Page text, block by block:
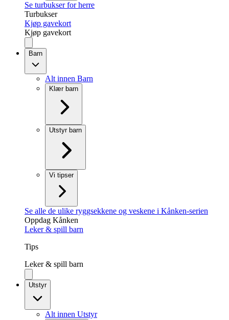
Se turbukser for herre
Turbukser
Kjøp gavekort
Kjøp gavekort
Barn
Alt innen Barn
Klær barn
Utstyr barn
Vi tipser
Se alle de ulike ryggsekkene og veskene i Kånken-serien
Oppdag Kånken
Leker & spill barn
Tips
Leker & spill barn
Utstyr
Alt innen Utstyr